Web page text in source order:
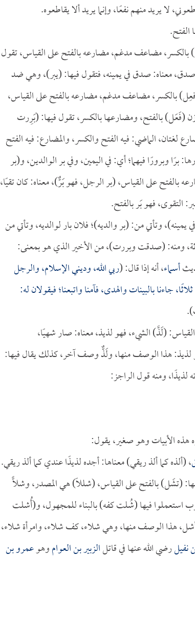
لا يريد منهم نفعًا، وإنما يريد ألا يقاطعوه.
بالكسر، مضاعف مدغم، مضارعه بالفتح على القياس، تقول
صدق، معناه: صدق في يمينه، فتقول فيها: (يبر)، وهي ضد
بالكسر، مضاعف مدغم، مضارعه بالفتح على القياس،
بالفتح، ومضارعها بالكسر، تقول فيها: (بَرِرت
لغتان، الماضي: فيه الفتح والكسر، والمضارع: فيه الفتح
وبرورًا فيهما؛ أي: في اليمين، وفي بر الوالدين، و(بر
على القياس، (بر الرجل، فهو بَرٌّ)، معناه: كان تقيًا،
التقوى، فهو بَر بالفتح.
وتأتي من: (بر والديه)؛ فلان بار لوالديه، وتأتي من
ومنه: (صدقت وبررت)، من الأخير الذي هو بمعنى:
أسماء، أنه إذا قال: (ربي الله، وديني الإسلام، والرجل
جاءنا بالبينات والهدى، فآمنا واتبعنا؛ فيقولان له:
(لَذَّ) الشيء، فهو لذيذ، معناه: صار شهيًا،
لذيذ: هذا الوصف منها، ولَذٌّ وصف آخر، كذلك يقال فيها:
ومنه قول الراجز:
هذه الأبيات وهو صغير، يقول:
، (ألذه كما ألذ ريقي) معناها: أجده لذيذًا عندي كما ألذ ريقي.
بالفتح على القياس، (شللًا) هي المصدر، وشلًّا
فيها (شُلت كفه) بالبناء للمجهول، و(أُشلت
هذا الوصف منها، وهي شلاء، كف شلاء، وامرأة شلاء،
نفيلرضي الله عنها في قاتلالزبير بن العواموهوعمرو بن